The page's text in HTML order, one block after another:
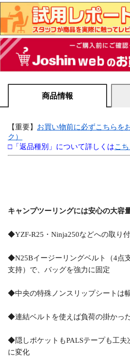
商品情報
【重要】 お買い物前に必ずこちらを
ク）
□「返品種別」について詳しくはこ
キャンプツーリングには安心の大容
◆YZF-R25・Ninja250などへの取り
◆N25Bイージーリングベルト（4点
支持）で、バッグを強力に固定
◆中央の特殊ノンスリップシートは
◆連結ベルトを使えば負荷の掛かっ
◆隠しポケットもPALSテープも工夫
に変化